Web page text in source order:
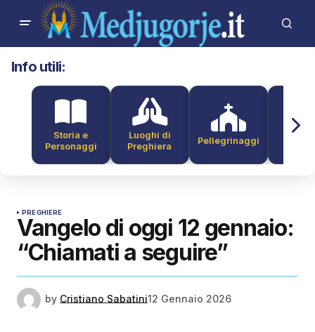
Info utili:
Storia e
Personaggi
Luoghi di
Preghiera
Pellegrinaggi
PREGHIERE
Vangelo di oggi 12 gennaio:
“Chiamati a seguire”
by Cristiano Sabatini12 Gennaio 2026